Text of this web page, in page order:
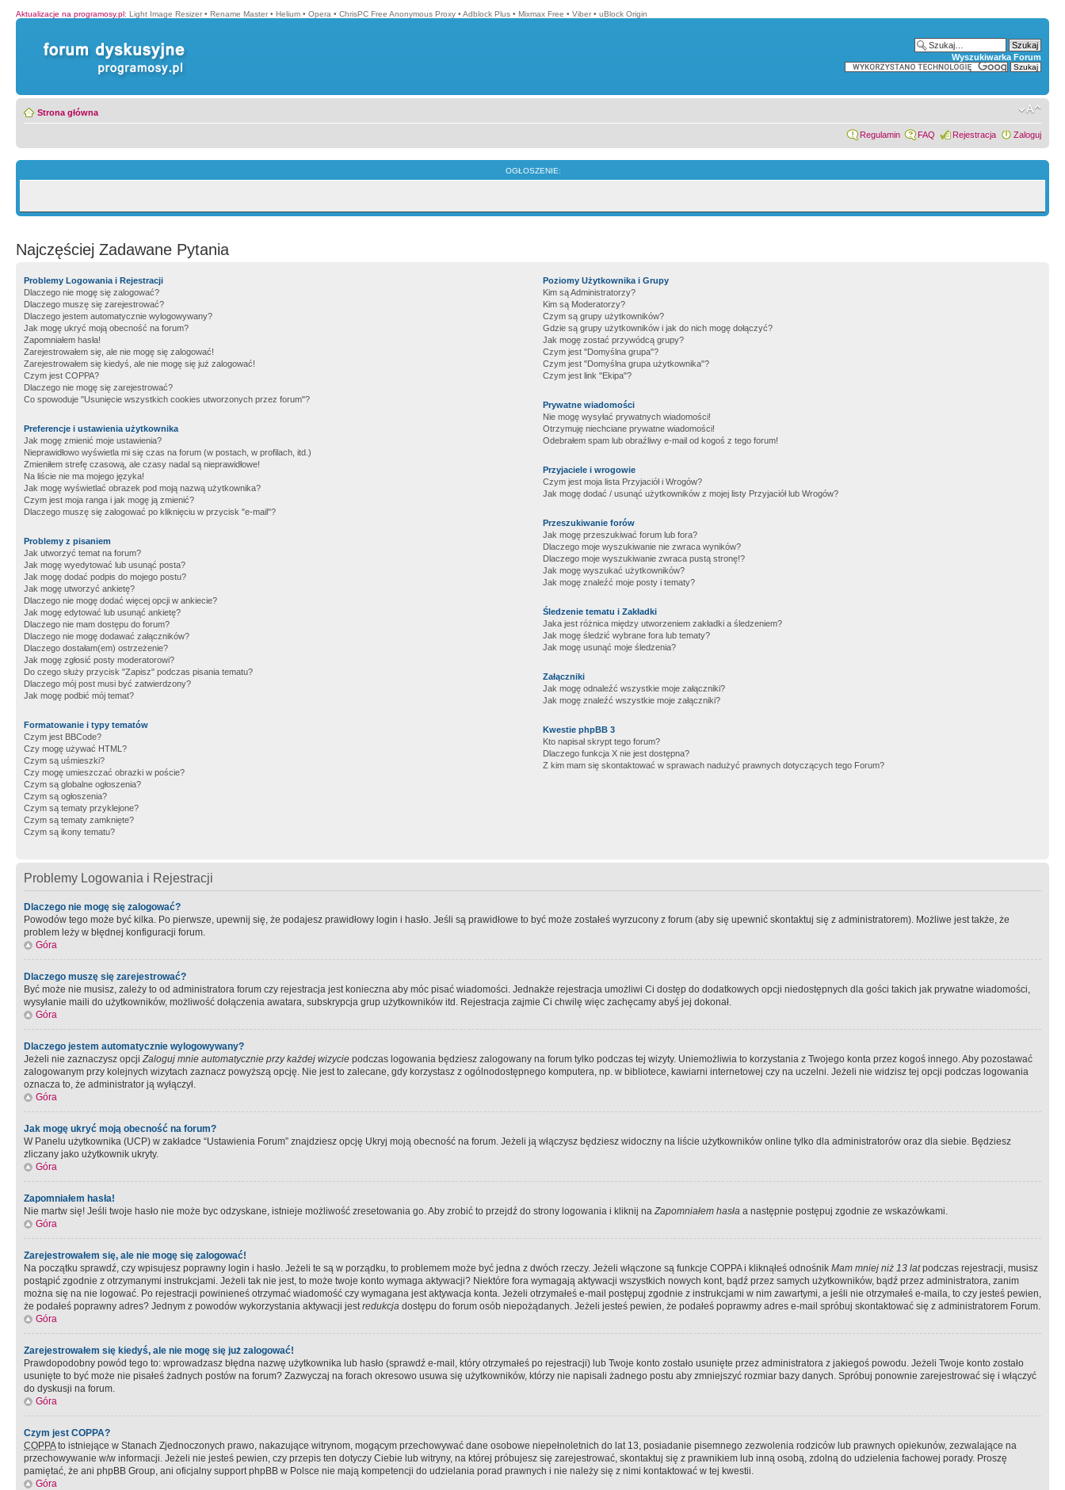
Aktualizacje na programosy.pl: Light Image Resizer • Rename Master • Helium • Opera • ChrisPC Free Anonymous Proxy • Adblock Plus • Mixmax Free • Viber • uBlock Origin
Wyszukiwarka Forum
Strona główna
Regulamin FAQ Rejestracja Zaloguj
OGŁOSZENIE:
Najczęściej Zadawane Pytania
Problemy Logowania i Rejestracji
Dlaczego nie mogę się zalogować?
Dlaczego muszę się zarejestrować?
Dlaczego jestem automatycznie wylogowywany?
Jak mogę ukryć moją obecność na forum?
Zapomniałem hasła!
Zarejestrowałem się, ale nie mogę się zalogować!
Zarejestrowałem się kiedyś, ale nie mogę się już zalogować!
Czym jest COPPA?
Dlaczego nie mogę się zarejestrować?
Co spowoduje "Usunięcie wszystkich cookies utworzonych przez forum"?
Preferencje i ustawienia użytkownika
Jak mogę zmienić moje ustawienia?
Nieprawidłowo wyświetla mi się czas na forum (w postach, w profilach, itd.)
Zmieniłem strefę czasową, ale czasy nadal są nieprawidłowe!
Na liście nie ma mojego języka!
Jak mogę wyświetlać obrazek pod moją nazwą użytkownika?
Czym jest moja ranga i jak mogę ją zmienić?
Dlaczego muszę się zalogować po kliknięciu w przycisk "e-mail"?
Problemy z pisaniem
Jak utworzyć temat na forum?
Jak mogę wyedytować lub usunąć posta?
Jak mogę dodać podpis do mojego postu?
Jak mogę utworzyć ankietę?
Dlaczego nie mogę dodać więcej opcji w ankiecie?
Jak mogę edytować lub usunąć ankietę?
Dlaczego nie mam dostępu do forum?
Dlaczego nie mogę dodawać załączników?
Dlaczego dostałam(em) ostrzeżenie?
Jak mogę zgłosić posty moderatorowi?
Do czego służy przycisk "Zapisz" podczas pisania tematu?
Dlaczego mój post musi być zatwierdzony?
Jak mogę podbić mój temat?
Formatowanie i typy tematów
Czym jest BBCode?
Czy mogę używać HTML?
Czym są uśmieszki?
Czy mogę umieszczać obrazki w poście?
Czym są globalne ogłoszenia?
Czym są ogłoszenia?
Czym są tematy przyklejone?
Czym są tematy zamknięte?
Czym są ikony tematu?
Poziomy Użytkownika i Grupy
Kim są Administratorzy?
Kim są Moderatorzy?
Czym są grupy użytkowników?
Gdzie są grupy użytkowników i jak do nich mogę dołączyć?
Jak mogę zostać przywódcą grupy?
Czym jest "Domyślna grupa"?
Czym jest "Domyślna grupa użytkownika"?
Czym jest link "Ekipa"?
Prywatne wiadomości
Nie mogę wysyłać prywatnych wiadomości!
Otrzymuję niechciane prywatne wiadomości!
Odebrałem spam lub obraźliwy e-mail od kogoś z tego forum!
Przyjaciele i wrogowie
Czym jest moja lista Przyjaciół i Wrogów?
Jak mogę dodać / usunąć użytkowników z mojej listy Przyjaciół lub Wrogów?
Przeszukiwanie forów
Jak mogę przeszukiwać forum lub fora?
Dlaczego moje wyszukiwanie nie zwraca wyników?
Dlaczego moje wyszukiwanie zwraca pustą stronę!?
Jak mogę wyszukać użytkowników?
Jak mogę znaleźć moje posty i tematy?
Śledzenie tematu i Zakładki
Jaka jest różnica między utworzeniem zakładki a śledzeniem?
Jak mogę śledzić wybrane fora lub tematy?
Jak mogę usunąć moje śledzenia?
Załączniki
Jak mogę odnaleźć wszystkie moje załączniki?
Jak mogę znaleźć wszystkie moje załączniki?
Kwestie phpBB 3
Kto napisał skrypt tego forum?
Dlaczego funkcja X nie jest dostępna?
Z kim mam się skontaktować w sprawach nadużyć prawnych dotyczących tego Forum?
Problemy Logowania i Rejestracji
Dlaczego nie mogę się zalogować?
Powodów tego może być kilka. Po pierwsze, upewnij się, że podajesz prawidłowy login i hasło. Jeśli są prawidłowe to być może zostałeś wyrzucony z forum (aby się upewnić skontaktuj się z administratorem). Możliwe jest także, że
problem leży w błędnej konfiguracji forum.
Góra
Dlaczego muszę się zarejestrować?
Być może nie musisz, zależy to od administratora forum czy rejestracja jest konieczna aby móc pisać wiadomości. Jednakże rejestracja umożliwi Ci dostęp do dodatkowych opcji niedostępnych dla gości takich jak prywatne wiadomości,
wysyłanie maili do użytkowników, możliwość dołączenia awatara, subskrypcja grup użytkowników itd. Rejestracja zajmie Ci chwilę więc zachęcamy abyś jej dokonał.
Góra
Dlaczego jestem automatycznie wylogowywany?
Jeżeli nie zaznaczysz opcjiZaloguj mnie automatycznie przy każdej wizycie podczas logowania będziesz zalogowany na forum tylko podczas tej wizyty. Uniemożliwia to korzystania z Twojego konta przez kogoś innego. Aby pozostawać
zalogowanym przy kolejnych wizytach zaznacz powyższą opcję. Nie jest to zalecane, gdy korzystasz z ogólnodostępnego komputera, np. w bibliotece, kawiarni internetowej czy na uczelni. Jeżeli nie widzisz tej opcji podczas logowania
oznacza to, że administrator ją wyłączył.
Góra
Jak mogę ukryć moją obecność na forum?
W Panelu użytkownika (UCP) w zakładce “Ustawienia Forum” znajdziesz opcję Ukryj moją obecność na forum. Jeżeli ją włączysz będziesz widoczny na liście użytkowników online tylko dla administratorów oraz dla siebie. Będziesz
zliczany jako użytkownik ukryty.
Góra
Zapomniałem hasła!
Nie martw się! Jeśli twoje hasło nie może byc odzyskane, istnieje możliwość zresetowania go. Aby zrobić to przejdź do strony logowania i kliknij naZapomniałem hasła a następnie postępuj zgodnie ze wskazówkami.
Góra
Zarejestrowałem się, ale nie mogę się zalogować!
Na początku sprawdź, czy wpisujesz poprawny login i hasło. Jeżeli te są w porządku, to problemem może być jedna z dwóch rzeczy. Jeżeli włączone są funkcje COPPA i kliknąłeś odnośnik Mam mniej niż 13 latpodczas rejestracji, musisz
postąpić zgodnie z otrzymanymi instrukcjami. Jeżeli tak nie jest, to może twoje konto wymaga aktywacji? Niektóre fora wymagają aktywacji wszystkich nowych kont, bądź przez samych użytkowników, bądź przez administratora, zanim
można się na nie logować. Po rejestracji powinieneś otrzymać wiadomość czy wymagana jest aktywacja konta. Jeżeli otrzymałeś e-mail postępuj zgodnie z instrukcjami w nim zawartymi, a jeśli nie otrzymałeś e-maila, to czy jesteś pewien,
że podałeś poprawny adres? Jednym z powodów wykorzystania aktywacji jestredukcja dostępu do forum osób niepożądanych. Jeżeli jesteś pewien, że podałeś poprawmy adres e-mail spróbuj skontaktować się z administratorem Forum.
Góra
Zarejestrowałem się kiedyś, ale nie mogę się już zalogować!
Prawdopodobny powód tego to: wprowadzasz błędna nazwę użytkownika lub hasło (sprawdź e-mail, który otrzymałeś po rejestracji) lub Twoje konto zostało usunięte przez administratora z jakiegoś powodu. Jeżeli Twoje konto zostało
usunięte to być może nie pisałeś żadnych postów na forum? Zazwyczaj na forach okresowo usuwa się użytkowników, którzy nie napisali żadnego postu aby zmniejszyć rozmiar bazy danych. Spróbuj ponownie zarejestrować się i włączyć
do dyskusji na forum.
Góra
Czym jest COPPA?
COPPAto istniejące w Stanach Zjednoczonych prawo, nakazujące witrynom, mogącym przechowywać dane osobowe niepełnoletnich do lat 13, posiadanie pisemnego zezwolenia rodziców lub prawnych opiekunów, zezwalające na
przechowywanie w/w informacji. Jeżeli nie jesteś pewien, czy przepis ten dotyczy Ciebie lub witryny, na której próbujesz się zarejestrować, skontaktuj się z prawnikiem lub inną osobą, zdolną do udzielenia fachowej porady. Proszę
pamiętać, że ani phpBB Group, ani oficjalny support phpBB w Polsce nie mają kompetencji do udzielania porad prawnych i nie należy się z nimi kontaktować w tej kwestii.
Góra